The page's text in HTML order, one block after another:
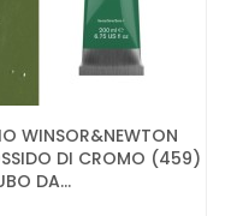
WINSOR&NEWTON
DI CROMO (459)
DA...